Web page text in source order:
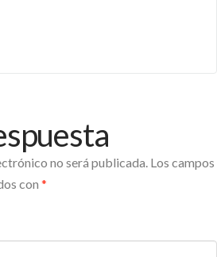
no será publicada. Los campos
con *